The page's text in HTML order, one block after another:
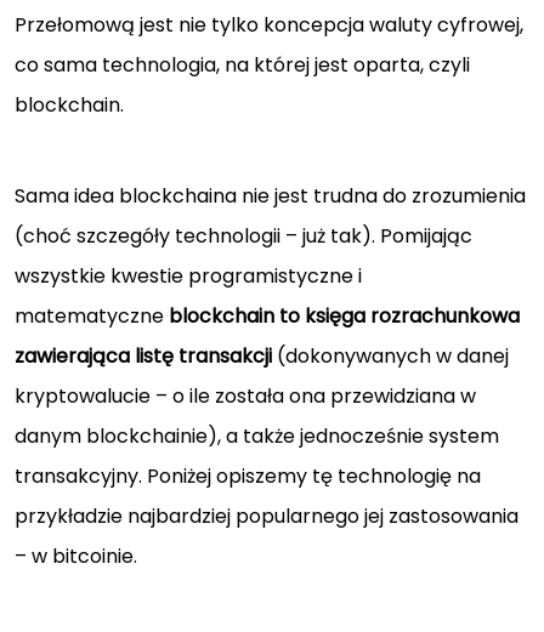
Przełomową jest nie tylko koncepcja waluty cyfrowej,
co sama technologia, na której jest oparta, czyli
blockchain.
Sama idea blockchaina nie jest trudna do zrozumienia
(choć szczegóły technologii – już tak). Pomijając
wszystkie kwestie programistyczne i
matematyczne blockchain to księga rozrachunkowa
zawierająca listę transakcji (dokonywanych w danej
kryptowalucie – o ile została ona przewidziana w
danym blockchainie), a także jednocześnie system
transakcyjny. Poniżej opiszemy tę technologię na
przykładzie najbardziej popularnego jej zastosowania
– w bitcoinie.